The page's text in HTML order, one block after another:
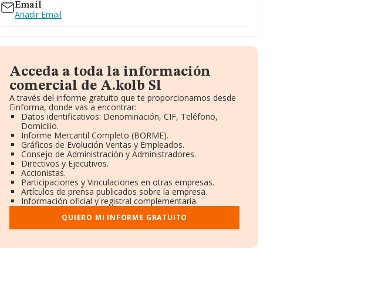
Email
Añadir Email
Acceda a toda la información
comercial de A.kolb Sl
A través del informe gratuito que te proporcionamos desde
Einforma, donde vas a encontrar:
Datos identificativos: Denominación, CIF, Teléfono,
Domicilio.
Informe Mercantil Completo (BORME).
Gráficos de Evolución Ventas y Empleados.
Consejo de Administración y Administradores.
Directivos y Ejecutivos.
Accionistas.
Participaciones y Vinculaciones en otras empresas.
Artículos de prensa publicados sobre la empresa.
Información oficial y registral complementaria.
QUIERO MI INFORME GRATUITO